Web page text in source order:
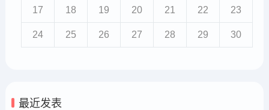
17 18 19 20 21 22 23
24 25 26 27 28 29 30
最近发表